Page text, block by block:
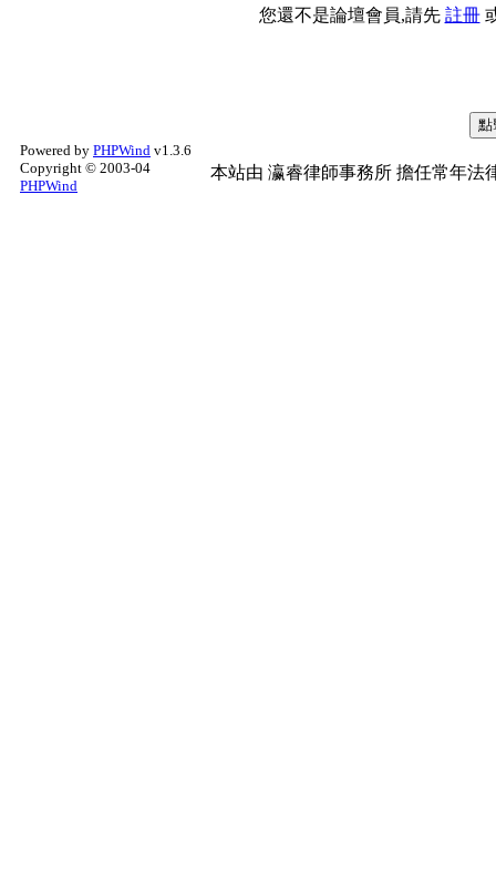
您還不是論壇會員,請先 註冊
Powered by PHPWind v1.3.6
Copyright © 2003-04
PHPWind
本站由 瀛睿律師事務所 擔任常年法